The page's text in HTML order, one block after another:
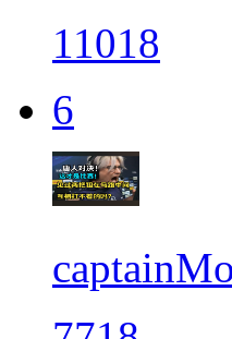
11018
6